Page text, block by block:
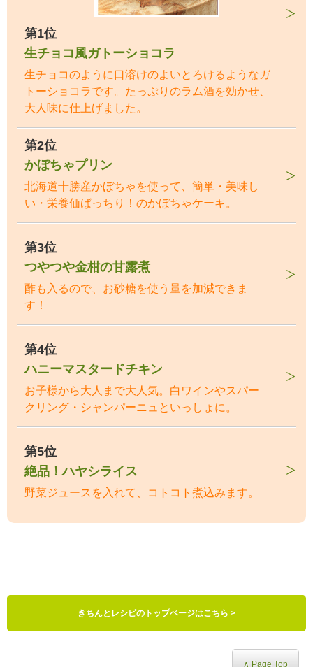
第1位
生チョコ風ガトーショコラ
生チョコのように口溶けのよいとろけるようなガ
トーショコラです。たっぷりのラム酒を効かせ、
大人味に仕上げました。
第2位
かぼちゃプリン
北海道十勝産かぼちゃを使って、簡単・美味し
い・栄養価ばっちり！のかぼちゃケーキ。
第3位
つやつや金柑の甘露煮
酢も入るので、お砂糖を使う量を加減できま
す！
第4位
ハニーマスタードチキン
お子様から大人まで大人気。白ワインやスパー
クリング・シャンパーニュといっしょに。
第5位
絶品！ハヤシライス
野菜ジュースを入れて、コトコト煮込みます。
きちんとレシピのトップページはこちら >
∧ Page Top